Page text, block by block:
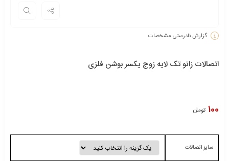
گزارش نادرستی مشخصات
اتصالات زانو تک لایه زوج یکسر بوشن فلزی
100 تومان
سایز اتصالات